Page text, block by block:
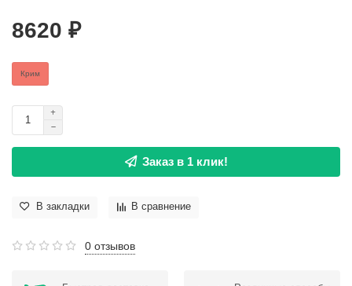
8620 ₽
Крим
Заказ в 1 клик!
В закладки В сравнение
0 отзывов